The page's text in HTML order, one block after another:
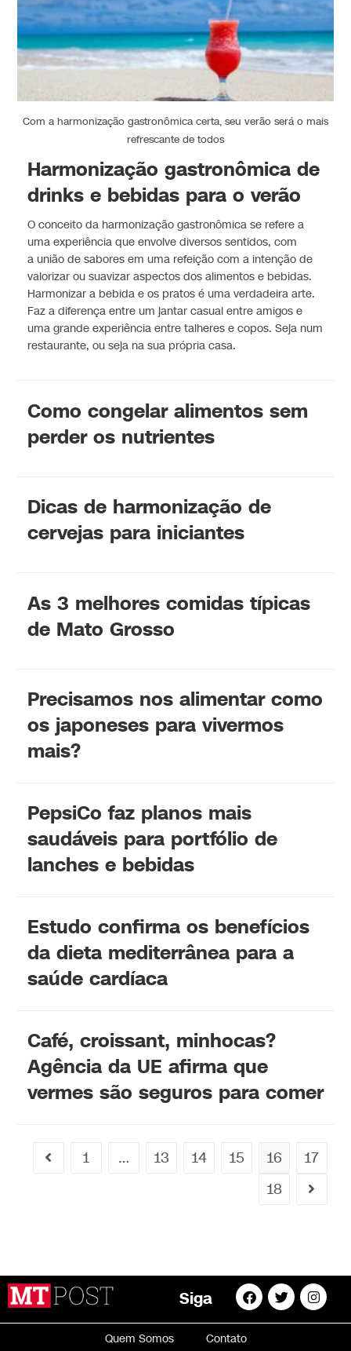
Com a harmonização gastronômica certa, seu verão será o mais
refrescante de todos
Harmonização gastronômica de
drinks e bebidas para o verão
O conceito da harmonização gastronômica se refere a
uma experiência que envolve diversos sentidos, com
a união de sabores em uma refeição com a intenção de
valorizar ou suavizar aspectos dos alimentos e bebidas.
Harmonizar a bebida e os pratos é uma verdadeira arte.
Faz a diferença entre um jantar casual entre amigos e
uma grande experiência entre talheres e copos. Seja num
restaurante, ou seja na sua própria casa.
Como congelar alimentos sem
perder os nutrientes
Dicas de harmonização de
cervejas para iniciantes
As 3 melhores comidas típicas
de Mato Grosso
Precisamos nos alimentar como
os japoneses para vivermos
mais?
PepsiCo faz planos mais
saudáveis ​​para portfólio de
lanches e bebidas
Estudo confirma os benefícios
da dieta mediterrânea para a
saúde cardíaca
Café, croissant, minhocas?
Agência da UE afirma que
vermes são seguros para comer
1 … 13 14 15 16
17
18
Siga
Quem Somos Contato